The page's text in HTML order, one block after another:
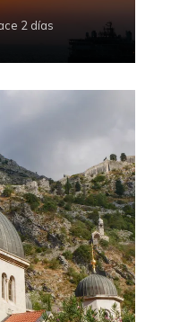
2 días